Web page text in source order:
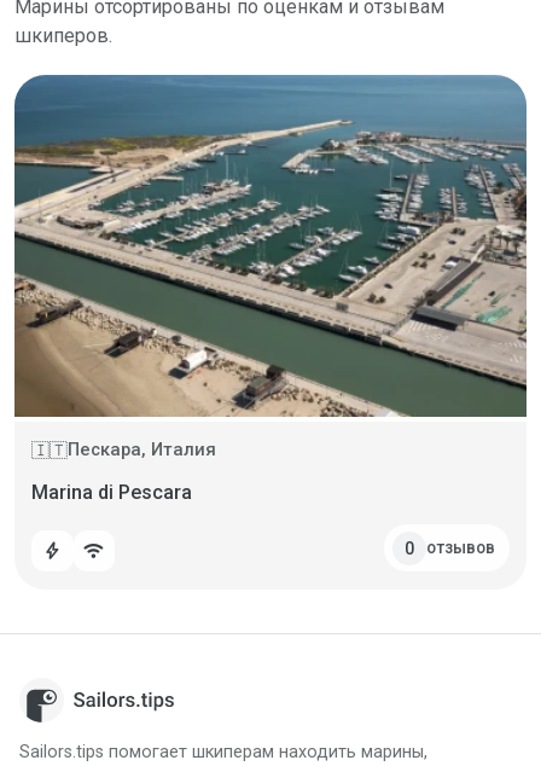
Марины отсортированы по оценкам и отзывам
шкиперов.
🇮🇹Пескара, Италия
Marina di Pescara
bolt wifi 0 отзывов
Sailors.tips помогает шкиперам находить марины,